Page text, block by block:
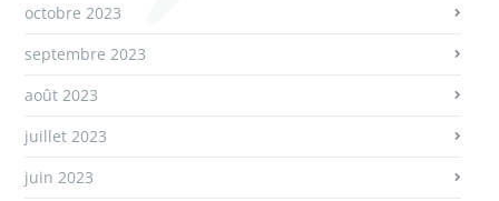
octobre 2023
septembre 2023
août 2023
juillet 2023
juin 2023